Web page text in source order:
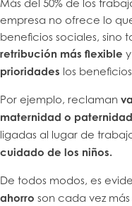
Más del 50% de los
empresa no ofrece lo
beneficios sociales, sino
retribución más flexible y
prioridades los
Por ejemplo, reclaman
maternidad o paternidad
ligadas al lugar de
cuidado de los niños.
De todos modos, es
ahorro son cada vez